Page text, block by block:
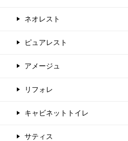
ネオレスト
ピュアレスト
アメージュ
リフォレ
キャビネットトイレ
サティス